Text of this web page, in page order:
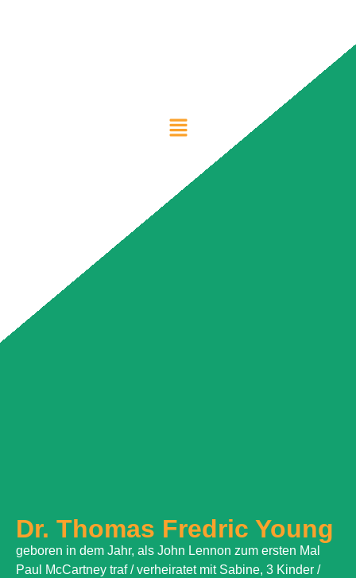
Dr. Thomas Fredric Young
geboren in dem Jahr, als John Lennon zum ersten Mal
Paul McCartney traf / verheiratet mit Sabine, 3 Kinder /